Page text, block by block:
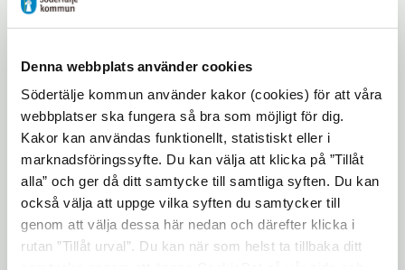
Denna webbplats använder cookies
Södertälje kommun använder kakor (cookies) för att våra
webbplatser ska fungera så bra som möjligt för dig.
Kakor kan användas funktionellt, statistiskt eller i
marknadsföringssyfte. Du kan välja att klicka på ”Tillåt
alla” och ger då ditt samtycke till samtliga syften. Du kan
också välja att uppge vilka syften du samtycker till
genom att välja dessa här nedan och därefter klicka i
rutan ”Tillåt urval”. Du kan när som helst ta tillbaka ditt
coronaviruset och hur man skyddar sig
Utbildningarna har varit uppskattade hos
medarbetarna då de gett både kunskap och
möjlighet till diskussion. De har bidragit till
lugn och trygghet under vårvintern som
präglats mycket av oro, osäkerhet och
ryktesspridning om vad som krävs för att
skydda sig från covid-19.